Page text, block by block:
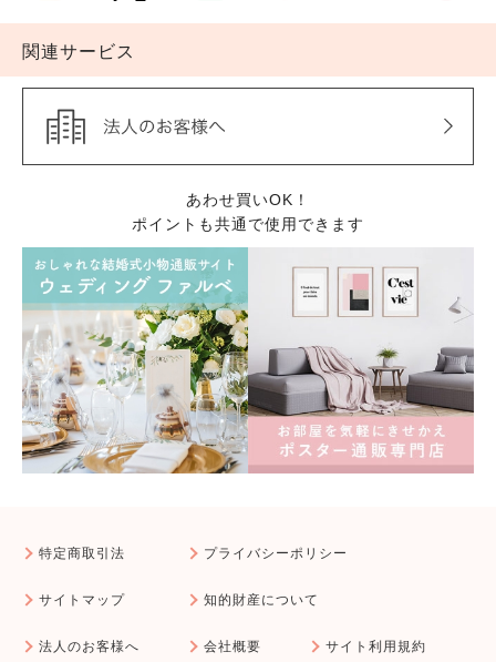
関連サービス
あわせ買いOK！
ポイントも共通で使用できます
特定商取引法 プライバシーポリシー
サイトマップ 知的財産について
法人のお客様へ 会社概要 サイト利用規約